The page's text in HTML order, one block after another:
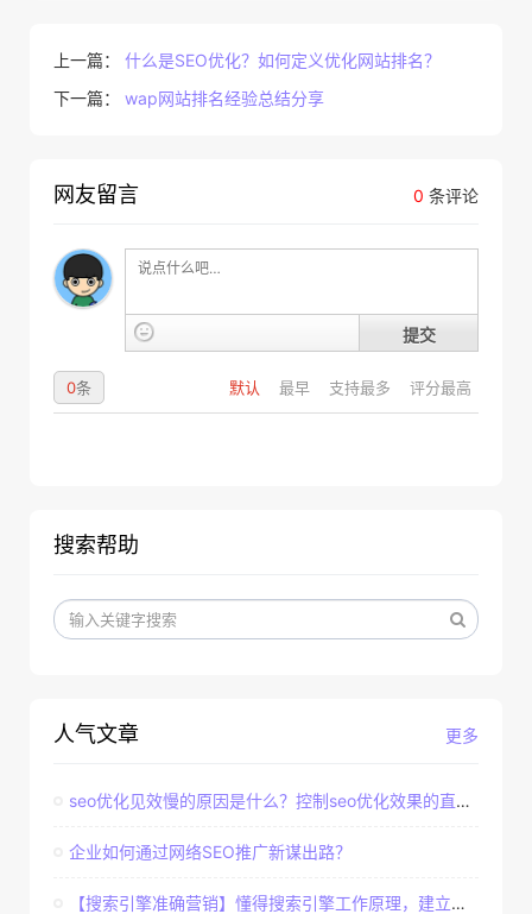
上一篇： 什么是SEO优化？如何定义优化网站排名？
下一篇： wap网站排名经验总结分享
0 条评论
网友留言
提交
默认 最早 支持最多 评分最高
0条
搜索帮助
更多
人气文章
seo优化见效慢的原因是什么？控制seo优化效果的直接因素
企业如何通过网络SEO推广新谋出路？
【搜索引擎准确营销】懂得搜索引擎工作原理，建立准确客户群体